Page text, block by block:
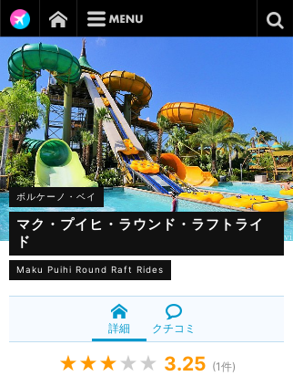
ボルケーノ・ベイ
マク・プイヒ・ラウンド・ラフトライ
ド
Maku Puihi Round Raft Rides
詳細 クチコミ
★★★ ★★ 3.25 (1件)